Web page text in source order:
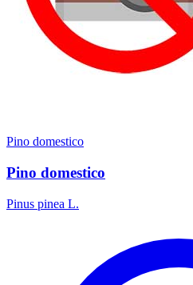
Pino domestico
Pino domestico
Pinus pinea L.